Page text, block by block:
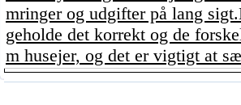
mringer og udgifter på lang
geholde det korrekt og de
m husejer, og det er vigtigt at